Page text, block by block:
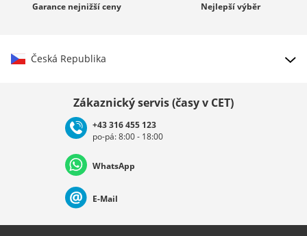
Garance nejnižší ceny Nejlepšívýběr
Česká Republika
Deutschland Österreich
Nederland Italia (Italiano) Italien (Deutsch)
Zákaznický servis (časy v CET)
+43 316 455 123
po-pá: 8:00 - 18:00
WhatsApp
E-Mail